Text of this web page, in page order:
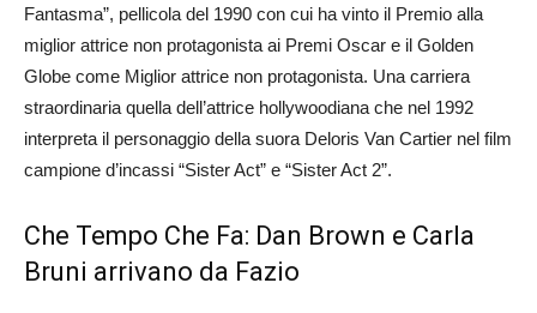
Fantasma”, pellicola del 1990 con cui ha vinto il Premio alla
miglior attrice non protagonista ai Premi Oscar e il Golden
Globe come Miglior attrice non protagonista. Una carriera
straordinaria quella dell’attrice hollywoodiana che nel 1992
interpreta il personaggio della suora Deloris Van Cartier nel film
campione d’incassi “Sister Act” e “Sister Act 2”.
Che Tempo Che Fa: Dan Brown e Carla
Bruni arrivano da Fazio